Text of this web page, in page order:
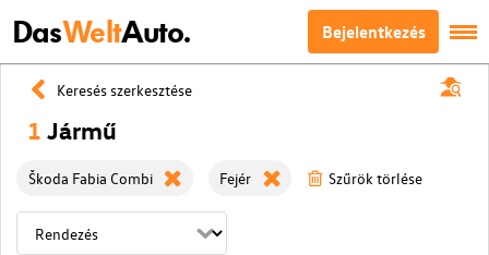
DasWeltAuto. Bejelentkezés
Keresés szerkesztése
1 Jármű
Škoda Fabia Combi Fejér Szűrök törlése